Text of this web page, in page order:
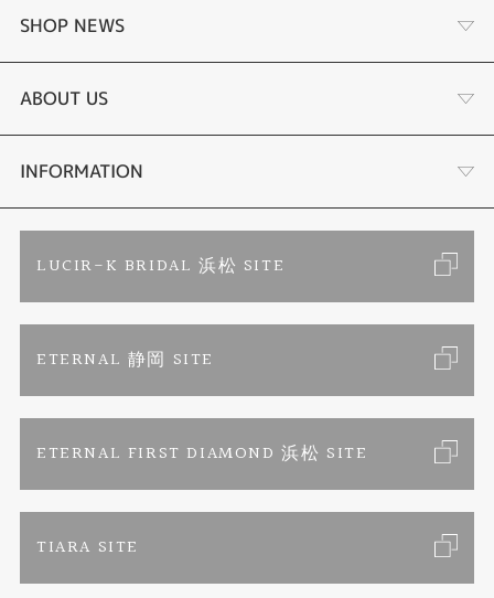
あこや真珠
黒蝶真珠
時計
色石
ジュエリーリフォーム
婚約指輪
Savon de Bijoux
Savon de Bijoux化粧石鹸
SHOP NEWS
個性溢れる色石の魅力
YouTube ルシルケイチャンネル
ブライダルリングサイト
ブランドリスト
ペンを拾うお姉さん
ABOUT US
店舗情報・会社概要
お客様の声
INFORMATION
特定商取引に関する表記
LUCIR-K BRIDAL 浜松 SITE
ETERNAL 静岡 SITE
ETERNAL FIRST DIAMOND 浜松 SITE
TIARA SITE